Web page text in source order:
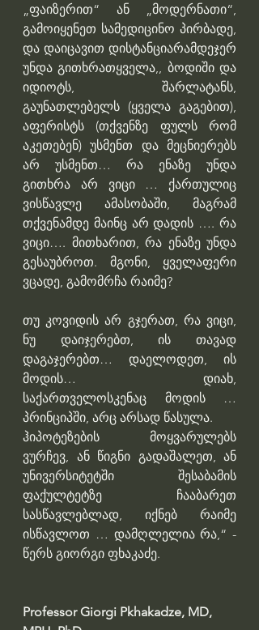
„ფაიზერით“ ან „მოდერნათი“,
გამოიყენეთ სამედიცინო პირბადე,
და დაიცავით დისტანციარამდეჯერ
უნდა გითხრათყველა,, ბოდიში და
იდიოტს, შარლატანს,
გაუნათლებელს (ყველა გაგებით),
აფერისტს (თქვენზე ფულს რომ
აკეთებენ) უსმენთ და მეცნიერებს
არ უსმენთ… რა ენაზე უნდა
გითხრა არ ვიცი … ქართულიც
ვისწავლე ამასობაში, მაგრამ
თქვენამდე მაინც არ დადის …. რა
ვიცი…. მითხარით, რა ენაზე უნდა
გესაუბროთ. მგონი, ყველაფერი
ვცადე, გამომრჩა რაიმე?
თუ კოვიდის არ გჯერათ, რა ვიცი,
ნუ დაიჯერებთ, ის თავად
დაგაჯერებთ… დაელოდეთ, ის
მოდის… დიახ,
საქართველოსკენაც მოდის …
პრინციპში, არც არსად წასულა.
ჰიპოტეზების მოყვარულებს
ვურჩევ, ან წიგნი გადაშალეთ, ან
უნივერსიტეტში შესაბამის
ფაქულტეტზე ჩააბარეთ
სასწავლებლად, იქნებ რაიმე
ისწავლოთ … დამღლელია რა,“ -
წერს გიორგი ფხაკაძე.
Professor Giorgi Pkhakadze, MD,